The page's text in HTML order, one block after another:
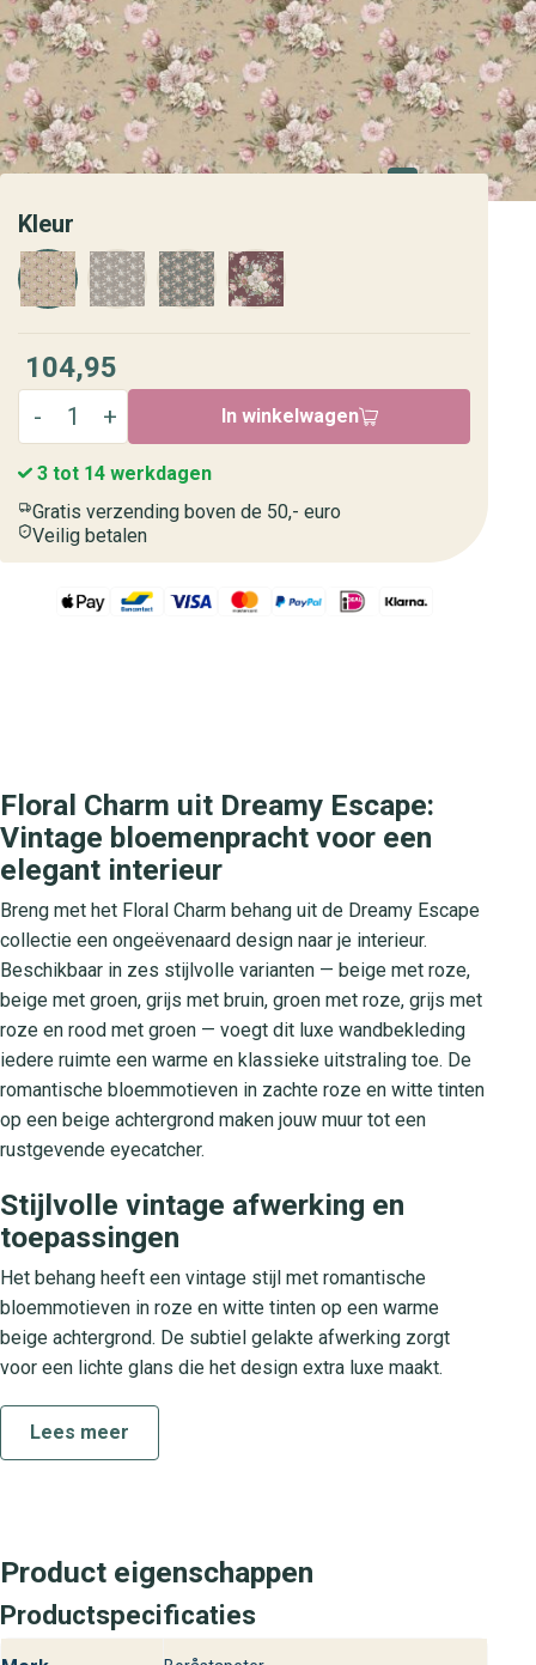
Kleur
104,95
In winkelwagen
3 tot 14 werkdagen
Gratis verzending boven de 50,- euro
Veilig betalen
Floral Charm uit Dreamy Escape:
Vintage bloemenpracht voor een
elegant interieur
Breng met het Floral Charm behang uit de Dreamy Escape
collectie een ongeëvenaard design naar je interieur.
Beschikbaar in zes stijlvolle varianten — beige met roze,
beige met groen, grijs met bruin, groen met roze, grijs met
roze en rood met groen — voegt dit luxe wandbekleding
iedere ruimte een warme en klassieke uitstraling toe. De
romantische bloemmotieven in zachte roze en witte tinten
op een beige achtergrond maken jouw muur tot een
rustgevende eyecatcher.
Stijlvolle vintage afwerking en
toepassingen
Het behang heeft een vintage stijl met romantische
bloemmotieven in roze en witte tinten op een warme
beige achtergrond. De subtiel gelakte afwerking zorgt
voor een lichte glans die het design extra luxe maakt.
eenvoudig een elegante wandbekleding in je woonkamer,
slaapkamer of eetkamer. Floral Charm past moeiteloos in
Collectie Dreamy Escape
De Dreamy Escape collectie staat voor design in perfecte
balans tussen nostalgie en luxe. Met zorgvuldig gekozen
Lees meer
Product eigenschappen
Productspecificaties